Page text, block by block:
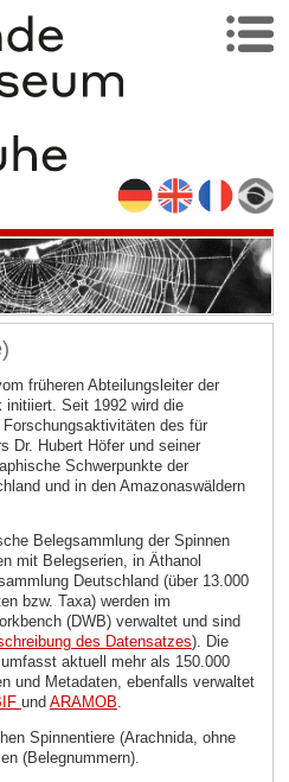
früheren Abteilungsleiter der
initiiert. Seit 1992 wird die
des für
Dr. Hubert Höfer und seiner
Schwerpunkte der
und in den Amazonaswäldern
Belegsammlung der Spinnen
mit Belegserien, in Äthanol
Deutschland (über 13.000
bzw. Taxa) werden im
(DWB) verwaltet und sind
des Datensatzes). Die
aktuell mehr als 150.000
und Metadaten, ebenfalls verwaltet
und ARAMOB.
Spinnentiere (Arachnida, ohne
(Belegnummern).